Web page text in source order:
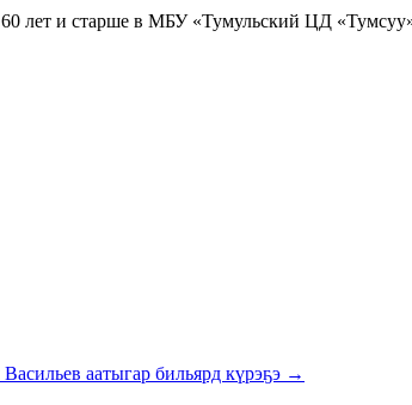
лет и старше в МБУ «Тумульский ЦД
аатыгар бильярд күрэҕэ →